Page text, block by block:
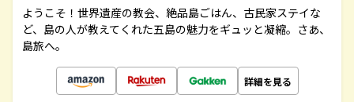
ようこそ！世界遺産の教会、絶品島ごはん、古民家ステイな
ど、島の人が教えてくれた五島の魅力をギュッと凝縮。さあ、
島旅へ。
詳細を見る